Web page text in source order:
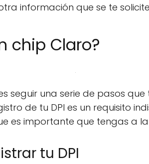
información que se te
chip Claro?
seguir una serie de pasos
de tu DPI es un requisito
es importante que tengas a
tu DPI